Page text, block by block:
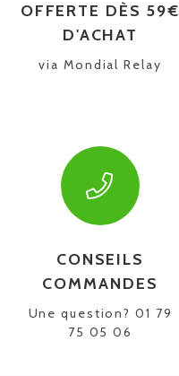
OFFERTE DÈS 59€
D'ACHAT
via Mondial Relay
CONSEILS
COMMANDES
Une question? 01 79
75 05 06